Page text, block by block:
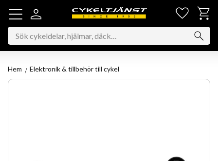
Meny
Hem Elektronik & tillbehör till cykel